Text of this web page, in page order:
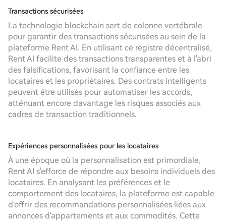
Transactions sécurisées
La technologie blockchain sert de colonne vertébrale
pour garantir des transactions sécurisées au sein de la
plateforme Rent AI. En utilisant ce registre décentralisé,
Rent AI facilite des transactions transparentes et à l'abri
des falsifications, favorisant la confiance entre les
locataires et les propriétaires. Des contrats intelligents
peuvent être utilisés pour automatiser les accords,
atténuant encore davantage les risques associés aux
cadres de transaction traditionnels.
Expériences personnalisées pour les locataires
À une époque où la personnalisation est primordiale,
Rent AI s'efforce de répondre aux besoins individuels des
locataires. En analysant les préférences et le
comportement des locataires, la plateforme est capable
d'offrir des recommandations personnalisées liées aux
annonces d'appartements et aux commodités. Cette